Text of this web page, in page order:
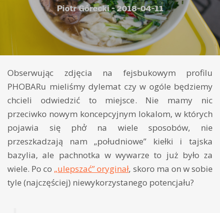
Piotr Górecki - 2018-04-11
Obserwując zdjęcia na fejsbukowym profilu
PHOBARu mieliśmy dylemat czy w ogóle będziemy
chcieli odwiedzić to miejsce. Nie mamy nic
przeciwko nowym koncepcyjnym lokalom, w których
pojawia się phở na wiele sposobów, nie
przeszkadzają nam „południowe” kiełki i tajska
bazylia, ale pachnotka w wywarze to już było za
wiele. Po co „ulepszać” oryginał, skoro ma on w sobie
tyle (najczęściej) niewykorzystanego potencjału?